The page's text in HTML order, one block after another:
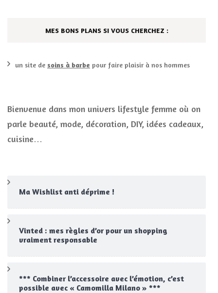
MES BONS PLANS SI VOUS CHERCHEZ :
un site de soins à barbe pour faire plaisir à nos hommes
Bienvenue dans mon univers lifestyle femme où on
parle beauté, mode, décoration, DIY, idées cadeaux,
cuisine…
Ma Wishlist anti déprime !
Vinted : mes règles d’or pour un shopping
vraiment responsable
*** Combiner l’accessoire avec l’émotion, c’est
possible avec « Camomilla Milano » ***